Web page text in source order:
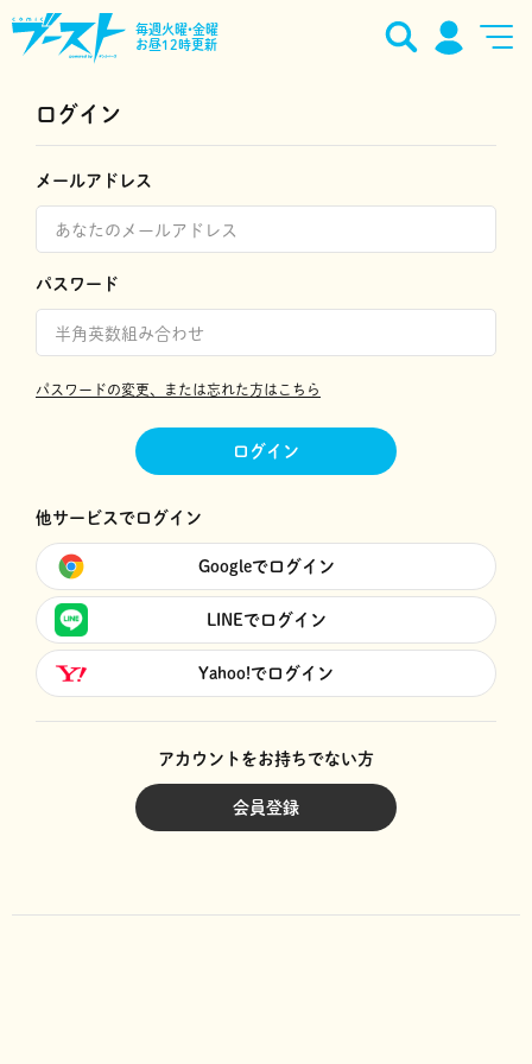
毎週火曜•金曜
お昼12時更新
ログイン
メールアドレス
パスワード
パスワードの変更、または忘れた方はこちら
ログイン
他サービスでログイン
Googleでログイン
LINEでログイン
Yahoo!でログイン
アカウントをお持ちでない方
会員登録